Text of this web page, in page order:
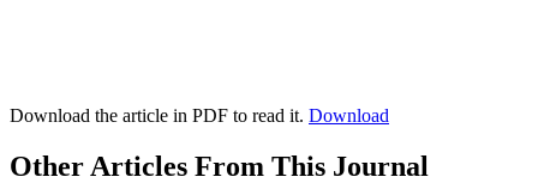
Download the article in PDF to read it. Download
Other Articles From This Journal